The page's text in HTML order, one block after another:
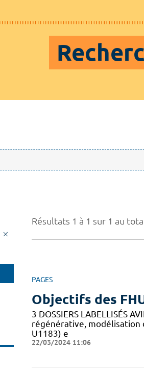
Résultats 1 à 1 sur 1 au
PAGES
Objectifs des
3 DOSSIERS LABELLISÉS
régénérative, modélisation
U1183) e
22/03/2024 11:06